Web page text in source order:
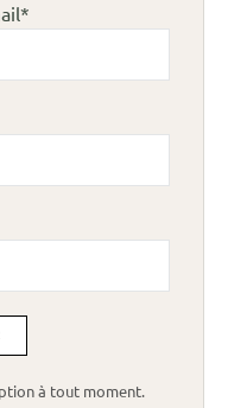
à tout moment.